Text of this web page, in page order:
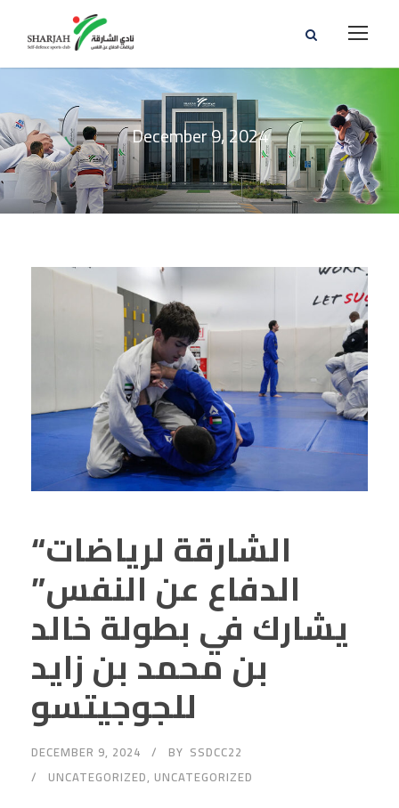
December 9, 2024
“الشارقة لرياضات
الدفاع عن النفس”
يشارك في بطولة خالد
بن محمد بن زايد
للجوجيتسو
DECEMBER 9, 2024 BY SSDCC22
UNCATEGORIZED, UNCATEGORIZED